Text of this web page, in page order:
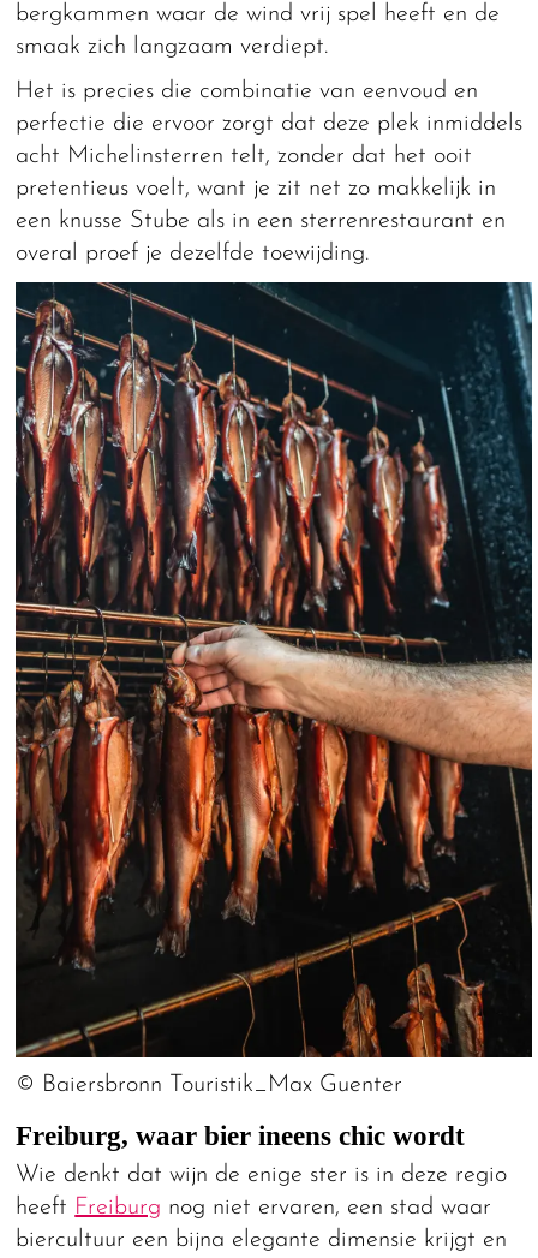
bergkammen waar de wind vrij spel heeft en de
smaak zich langzaam verdiept.
Het is precies die combinatie van eenvoud en
perfectie die ervoor zorgt dat deze plek inmiddels
acht Michelinsterren telt, zonder dat het ooit
pretentieus voelt, want je zit net zo makkelijk in
een knusse Stube als in een sterrenrestaurant en
overal proef je dezelfde toewijding.
© Baiersbronn Touristik_Max Guenter
Freiburg, waar bier ineens chic wordt
Wie denkt dat wijn de enige ster is in deze regio
heeft Freiburg nog niet ervaren, een stad waar
biercultuur een bijna elegante dimensie krijgt en